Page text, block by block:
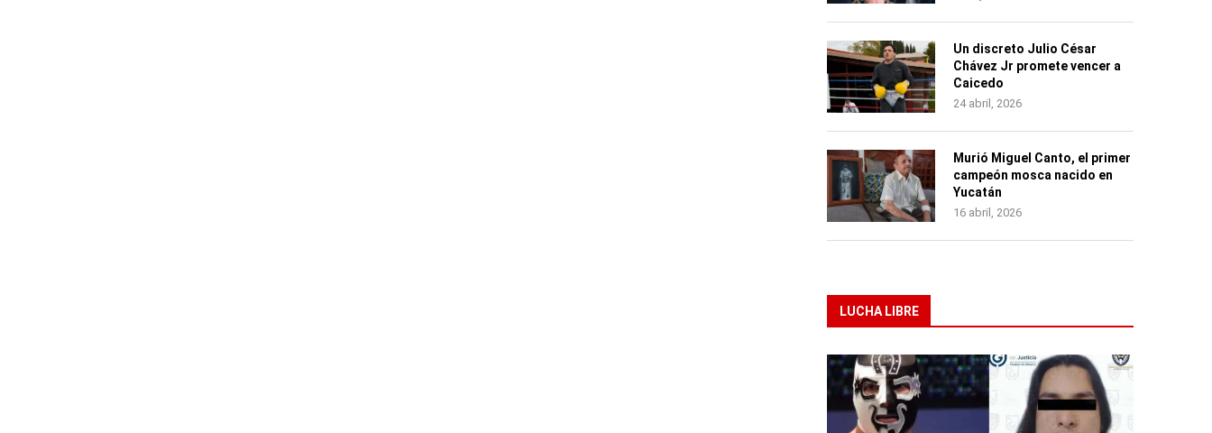
Un discreto Julio César
Chávez Jr promete vencer a
Caicedo
24 abril, 2026
Murió Miguel Canto, el primer
campeón mosca nacido en
Yucatán
16 abril, 2026
LUCHA LIBRE